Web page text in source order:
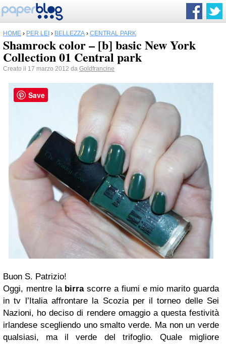
HOME › PER LEI › BELLEZZA › CENTRAL PARK
Shamrock color – [b] basic New York
Collection 01 Central park
Creato il 17 marzo 2012 da Goldfrancine
Buon S. Patrizio!
Oggi, mentre la birrascorre a fiumi e mio marito guarda
in tv l’Italia affrontare la Scozia per il torneo delle Sei
Nazioni, ho deciso di rendere omaggio a questa festività
irlandese scegliendo uno smalto verde. Ma non un verde
qualsiasi, ma il verde del trifoglio. Quale migliore
Save